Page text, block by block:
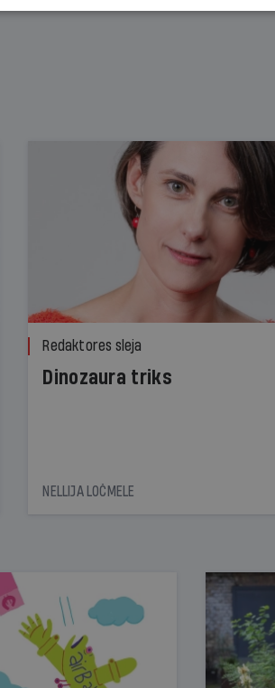
Redaktores sleja
Dinozaura triks
NELLIJA LOČMELE